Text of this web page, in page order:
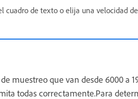
cuadro de texto o elija una velocidad
muestreo que van desde 6000 a
todas correctamente.Para